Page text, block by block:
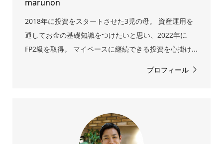
marunon
2018年に投資をスタートさせた3児の母。 資産運用を
通してお金の基礎知識をつけたいと思い、2022年に
FP2級を取得。 マイペースに継続できる投資を心掛け...
プロフィール